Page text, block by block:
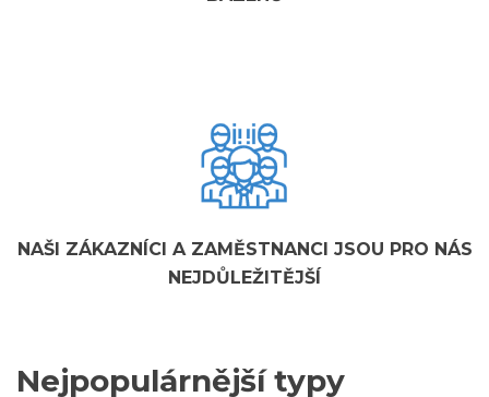
NAŠI ZÁKAZNÍCI A ZAMĚSTNANCI JSOU PRO NÁS
NEJDŮLEŽITĚJŠÍ
Nejpopulárnější typy